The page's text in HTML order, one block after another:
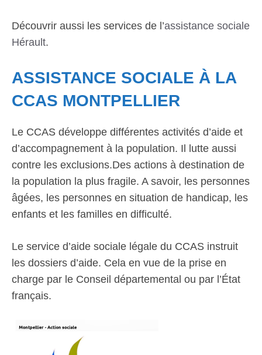
Découvrir aussi les services de l’assistance sociale
Hérault.
ASSISTANCE SOCIALE À LA
CCAS MONTPELLIER
Le CCAS développe différentes activités d’aide et
d’accompagnement à la population. Il lutte aussi
contre les exclusions.Des actions à destination de
la population la plus fragile. A savoir, les personnes
âgées, les personnes en situation de handicap, les
enfants et les familles en difficulté.
Le service d’aide sociale légale du CCAS instruit
les dossiers d’aide. Cela en vue de la prise en
charge par le Conseil départemental ou par l’État
français.